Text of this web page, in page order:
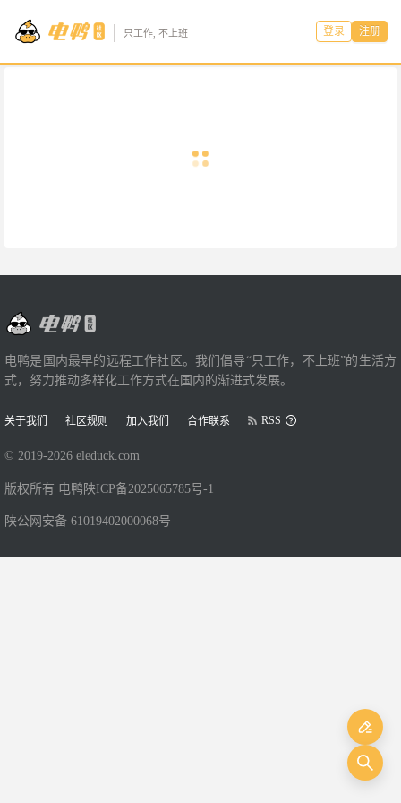
只工作, 不上班 登录 注册
电鸭是国内最早的远程工作社区。我们倡导“只工作，不上班”的生活方
式，努力推动多样化工作方式在国内的渐进式发展。
关于我们 社区规则 加入我们 合作联系 RSS
© 2019-2026 eleduck.com
版权所有 电鸭 陕ICP备2025065785号-1
陕公网安备 61019402000068号